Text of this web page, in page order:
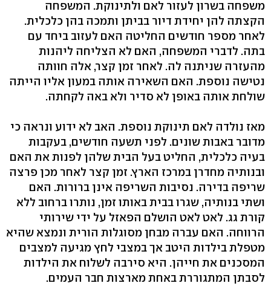
משפחה בשרון לעזור לאם ולתינוקת. המשפחה
הקצתה להן יחידת דיור בביתן ותמכה בהן כלכלית.
לאחר מספר חודשים החליטה האם לעזוב ביחד עם
בתה. לדברי המשפחה, האם לא הצליחה ליהנות
מהעזרה שניתנה לה. לאחר זמן קצר, אלה חוותה
נטישה נוספת. האם השאירה אותה במעון אליו הייתה
שולחת אותה באופן לא סדיר ולא באה לקחתה.
מאז נולדה לאם תינוקת נוספת. האב לא ידוע ונראה כי
מדובר באבות שונים. לפני תשעה חודשים, בעקבות
בעיה כלכלית, החליט בעל הבית שלהן לפנות את האם
ובנותיה מחדרן במרכז הארץ. זמן קצר לאחר מכן פרצה
שריפה בדירה. נסיבות השריפה אינן ברורות. האם
ושתי בנותיה, שגרו בבית באותו זמן, נותרו ברחוב ללא
קורת גג. לאט לאט הושלם הפאזל על ידי שירותי
הרווחה. האם עברה מבחן מסוגלות הורית ונמצא שהיא
מטפלת בילדות היטב אך במצבי לחץ מגיעה למצבים
המסכנים את חייהן. היא סירבה לשלוח את הילדות
לסבתן המתגוררת באחת מארצות חבר העמים.